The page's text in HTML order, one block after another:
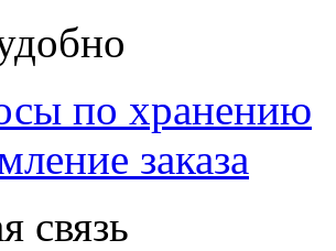
по хранению
заказа
связь